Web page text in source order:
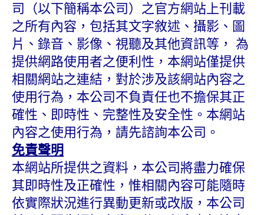
司（以下簡稱本公司）之官方網站上刊載
之所有內容，包括其文字敘述、攝影、圖
片、錄音、影像、視聽及其他資訊等， 為
提供網路使用者之便利性，本網站僅提供
相關網站之連結，對於涉及該網站內容之
使用行為，本公司不負責任也不擔保其正
確性、即時性、完整性及安全性。本網站
內容之使用行為，請先諮詢本公司。
免責聲明
本網站所提供之資料，本公司將盡力確保
其即時性及正確性，惟相關內容可能隨時
依實際狀況進行異動更新或改版，本公司